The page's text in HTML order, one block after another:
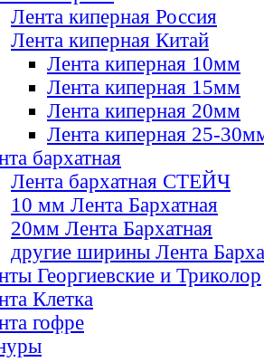
Лента киперная Россия
Лента киперная Китай
Лента киперная 10мм
Лента киперная 15мм
Лента киперная 20мм
Лента киперная 25-
бархатная
Лента бархатная СТЕЙЧ
10 мм Лента Бархатная
20мм Лента Бархатная
другие ширины Лента
Георгиевские и Триколор
Клетка
гофре